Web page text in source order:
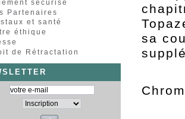
sécurisé
Partenaires
et santé
éthique
de Rétractation
sa